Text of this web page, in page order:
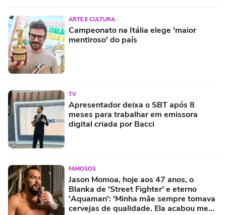
ARTE E CULTURA
Campeonato na Itália elege 'maior
mentiroso' do país
TV
Apresentador deixa o SBT após 8
meses para trabalhar em emissora
digital criada por Bacci
FAMOSOS
Jason Momoa, hoje aos 47 anos, o
Blanka de 'Street Fighter' e eterno
'Aquaman': 'Minha mãe sempre tomava
cervejas de qualidade. Ela acabou me